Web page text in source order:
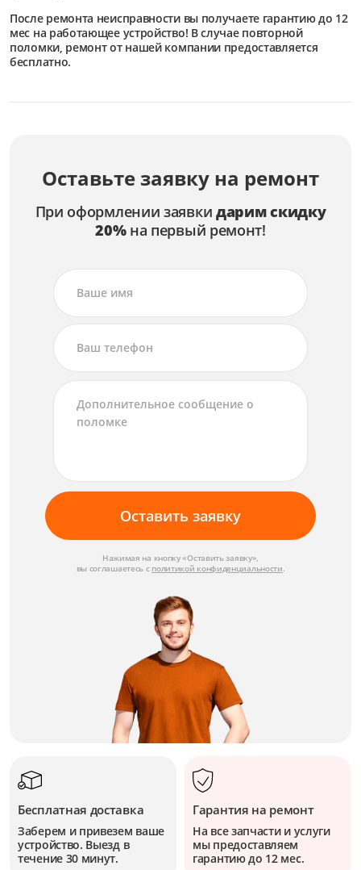
После ремонта неисправности вы получаете гарантию до 12
мес на работающее устройство! В случае повторной
поломки, ремонт от нашей компании предоставляется
бесплатно.
Оставьте заявку на ремонт
При оформлении заявки дарим скидку
20%на первый ремонт!
Оставить заявку
Нажимая на кнопку «Оставить заявку»,
вы соглашаетесь с политикой конфиденциальности.
Бесплатная доставка
Заберем и привезем ваше
устройство. Выезд в
течение 30 минут.
Гарантия на ремонт
На все запчасти и услуги
мы предоставляем
гарантию до 12 мес.